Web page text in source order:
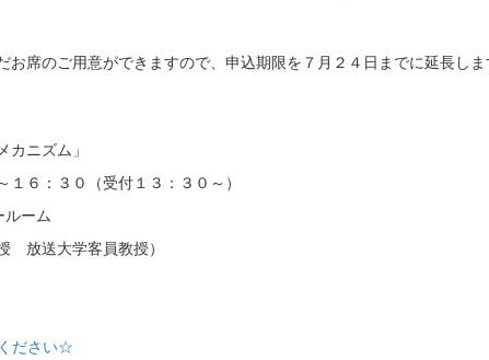
席のご用意ができますので、申込期限を７月２４日までに延長し
カニズム」
６：３０（受付１３：３０～）
ーム
放送大学客員教授）
ださい☆